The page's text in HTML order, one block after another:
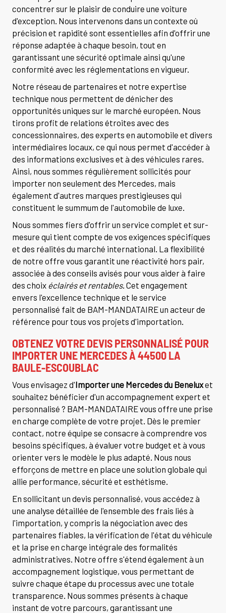
concentrer sur le plaisir de conduire une voiture
d'exception. Nous intervenons dans un contexte où
précision et rapidité sont essentielles afin d'offrir une
réponse adaptée à chaque besoin, tout en
garantissant une sécurité optimale ainsi qu'une
conformité avec les réglementations en vigueur.
Notre réseau de partenaires et notre expertise
technique nous permettent de dénicher des
opportunités uniques sur le marché européen. Nous
tirons profit de relations étroites avec des
concessionnaires, des experts en automobile et divers
intermédiaires locaux, ce qui nous permet d'accéder à
des informations exclusives et à des véhicules rares.
Ainsi, nous sommes régulièrement sollicités pour
importer non seulement des Mercedes, mais
également d'autres marques prestigieuses qui
constituent le summum de l'automobile de luxe.
Nous sommes fiers d'offrir un service complet et sur-
mesure qui tient compte de vos exigences spécifiques
et des réalités du marché international. La flexibilité
de notre offre vous garantit une réactivité hors pair,
associée à des conseils avisés pour vous aider à faire
des choix éclairés et rentables. Cet engagement
envers l'excellence technique et le service
personnalisé fait de BAM-MANDATAIRE un acteur de
référence pour tous vos projets d'importation.
OBTENEZ VOTRE DEVIS PERSONNALISÉ POUR
IMPORTER UNE MERCEDES À 44500 LA
BAULE-ESCOUBLAC
Vous envisagez d'Importer une Mercedes du Beneluxet
souhaitez bénéficier d'un accompagnement expert et
personnalisé ? BAM-MANDATAIRE vous offre une prise
en charge complète de votre projet. Dès le premier
contact, notre équipe se consacre à comprendre vos
besoins spécifiques, à évaluer votre budget et à vous
orienter vers le modèle le plus adapté. Nous nous
efforçons de mettre en place une solution globale qui
allie performance, sécurité et esthétisme.
En sollicitant un devis personnalisé, vous accédez à
une analyse détaillée de l'ensemble des frais liés à
l'importation, y compris la négociation avec des
partenaires fiables, la vérification de l'état du véhicule
et la prise en charge intégrale des formalités
administratives. Notre offre s'étend également à un
accompagnement logistique, vous permettant de
suivre chaque étape du processus avec une totale
transparence. Nous sommes présents à chaque
instant de votre parcours, garantissant une